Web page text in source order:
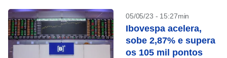
05/05/23 - 15:27min
Ibovespa acelera,
sobe 2,87% e supera
os 105 mil pontos